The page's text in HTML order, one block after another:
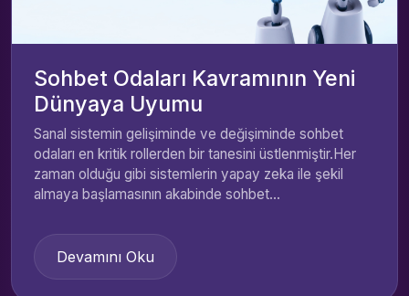
Sohbet Odaları Kavramının Yeni
Dünyaya Uyumu
Sanal sistemin gelişiminde ve değişiminde sohbet
odaları en kritik rollerden bir tanesini üstlenmiştir.Her
zaman olduğu gibi sistemlerin yapay zeka ile şekil
almaya başlamasının akabinde sohbet...
Devamını Oku